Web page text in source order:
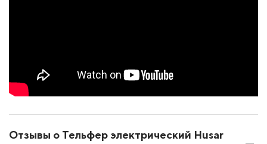
Отзывы о Тельфер электрический Husar